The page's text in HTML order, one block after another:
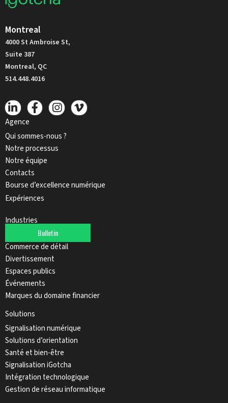
Montreal
4000 St Ambroise St,
Suite 387
Montreal, QC
514.448.4016
Agence
Qui sommes-nous ?
Notre processus
Notre équipe
Contacts
Bourse d’excellence numérique
Expériences
Bulletin
Industries
Automobile
Commerce de détail
Divertissement
Espaces publics
Événements
Marques du domaine financier
Solutions
Signalisation numérique
Solutions d’orientation
Santé et bien-être
Signalisation iGotcha
Intégration technologique
Gestion de réseau informatique